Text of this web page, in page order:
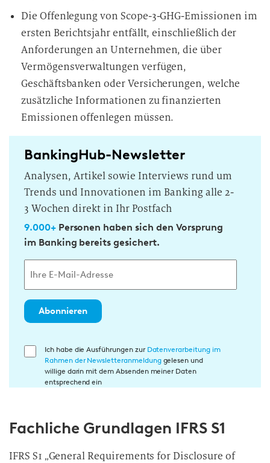
Die Offenlegung von Scope-3-GHG-Emissionen im
ersten Berichtsjahr entfällt, einschließlich der
Anforderungen an Unternehmen, die über
Vermögensverwaltungen verfügen,
Geschäftsbanken oder Versicherungen, welche
zusätzliche Informationen zu finanzierten
Emissionen offenlegen müssen.
BankingHub-Newsletter
Analysen, Artikel sowie Interviews rund um
Trends und Innovationen im Banking alle 2-
3 Wochen direkt in Ihr Postfach
9.000+Personen haben sich den Vorsprung
im Banking bereits gesichert.
Abonnieren
E
l
i
Ich habe die Ausführungen zur Datenverarbeitung im
Rahmen der Newsletteranmeldunggelesen und
willige darin mit dem Absenden meiner Daten
entsprechend ein
Fachliche Grundlagen IFRS S1
IFRS S1 „General Requirements for Disclosure of